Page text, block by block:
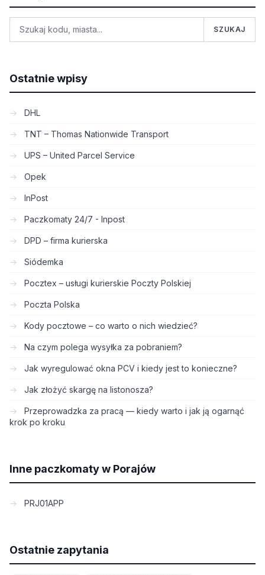
SZUKAJ
Ostatnie wpisy
DHL
TNT – Thomas Nationwide Transport
UPS – United Parcel Service
Opek
InPost
Paczkomaty 24/7 - Inpost
DPD – firma kurierska
Siódemka
Pocztex – usługi kurierskie Poczty Polskiej
Poczta Polska
Kody pocztowe – co warto o nich wiedzieć?
Na czym polega wysyłka za pobraniem?
Jak wyregulować okna PCV i kiedy jest to konieczne?
Jak złożyć skargę na listonosza?
Przeprowadzka za pracą — kiedy warto i jak ją ogarnąć
krok po kroku
Inne paczkomaty w Porajów
PRJ01APP
Ostatnie zapytania